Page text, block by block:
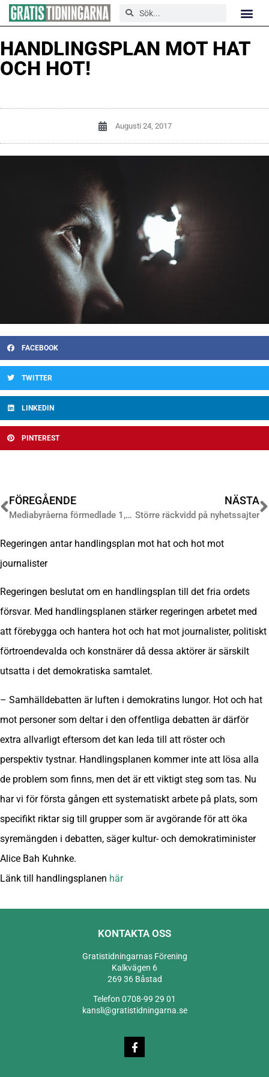
HANDLINGSPLAN MOT HAT
OCH HOT!
Augusti 24, 2017
FACEBOOK
TWITTER
LINKEDIN
PINTEREST
FÖREGÅENDE
Mediabyråerna förmedlade 1,6 miljarder under sommarmånaderna
NÄSTA
Större räckvidd på nyhetssajter
Regeringen antar handlingsplan mot hat och hot mot
journalister
Regeringen beslutat om en handlingsplan till det fria ordets
försvar. Med handlingsplanen stärker regeringen arbetet med
att förebygga och hantera hot och hat mot journalister, politiskt
förtroendevalda och konstnärer då dessa aktörer är särskilt
utsatta i det demokratiska samtalet.
– Samhälldebatten är luften i demokratins lungor. Hot och hat
mot personer som deltar i den offentliga debatten är därför
extra allvarligt eftersom det kan leda till att röster och
perspektiv tystnar. Handlingsplanen kommer inte att lösa alla
de problem som finns, men det är ett viktigt steg som tas. Nu
har vi för första gången ett systematiskt arbete på plats, som
specifikt riktar sig till grupper som är avgörande för att öka
syremängden i debatten, säger kultur- och demokratiminister
Alice Bah Kuhnke.
Länk till handlingsplanen här
KONTAKTA OSS
Gratistidningarnas Förening
Kalkvägen 6
269 36 Båstad
Telefon 0708-99 29 01
kansli@gratistidningarna.se